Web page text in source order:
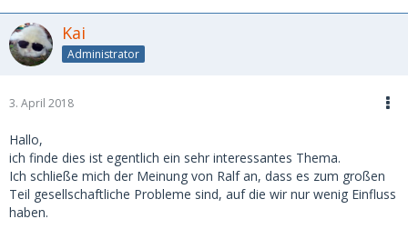
Kai
Administrator
3. April 2018
Hallo,
ich finde dies ist egentlich ein sehr interessantes Thema.
Ich schließe mich der Meinung von Ralf an, dass es zum großen
Teil gesellschaftliche Probleme sind, auf die wir nur wenig Einfluss
haben.